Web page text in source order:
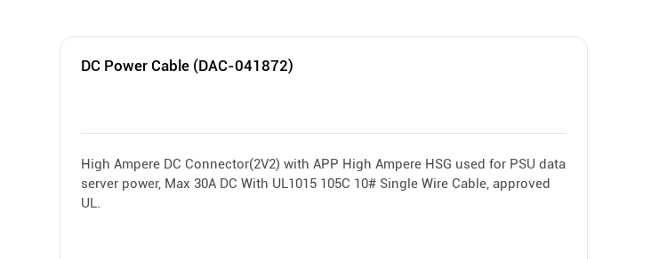
DC Power Cable (DAC-041872)
High Ampere DC Connector(2V2) with APP High Ampere HSG used for PSU data
server power, Max 30A DC With UL1015 105C 10# Single Wire Cable, approved
UL.